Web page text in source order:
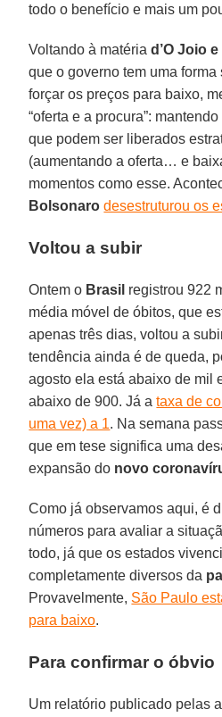
todo o benefício e mais um
Voltando à matériad’O Joio
que o governo tem uma
forçar os preços para baixo,
“oferta e a procura”:
que podem ser liberados
(aumentando a oferta… e
momentos como esse.
Bolsonaro desestruturou os
Voltou a subir
Ontem o Brasil registrou 922
média móvel de óbitos, que
apenas três dias, voltou a
tendência ainda é de queda,
agosto ela está abaixo de mil
abaixo de 900. Já a taxa de
uma vez) a 1. Na semana
que em tese significa uma
expansão do novo
Como já observamos aqui, é
números para avaliar a
todo, já que os estados
completamente diversos da
Provavelmente, São Paulo
para baixo.
Para confirmar o óbvio
Um relatório publicado pelas